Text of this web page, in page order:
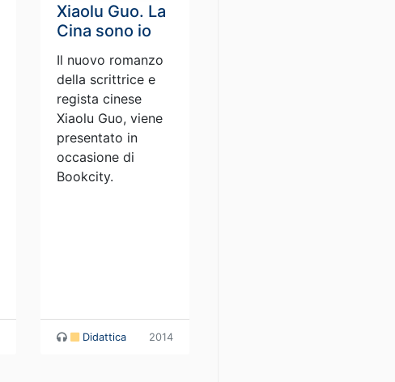
Xiaolu Guo. La
Cina sono io
Il nuovo romanzo
della scrittrice e
regista cinese
Xiaolu Guo, viene
presentato in
occasione di
Bookcity.
Didattica 2014